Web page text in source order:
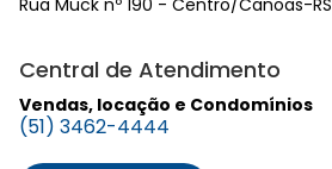
Central de Atendimento
Vendas, locação e Condomínios
(51) 3462-4444